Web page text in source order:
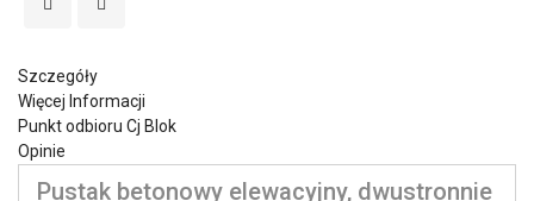
Szczegóły
Więcej Informacji
Punkt odbioru Cj Blok
Opinie
Pustak betonowy elewacyjny, dwustronnie